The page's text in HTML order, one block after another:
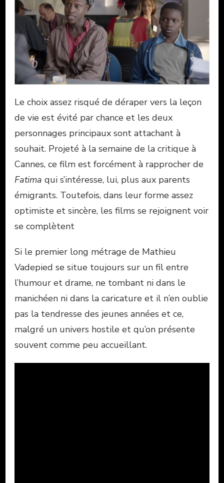
Le choix assez risqué de déraper vers la leçon
de vie est évité par chance et les deux
personnages principaux sont attachant à
souhait. Projeté à la semaine de la critique à
Cannes, ce film est forcément à rapprocher de
Fatima qui s’intéresse, lui, plus aux parents
émigrants. Toutefois, dans leur forme assez
optimiste et sincère, les films se rejoignent voir
se complètent
Si le premier long métrage de Mathieu
Vadepied se situe toujours sur un fil entre
l’humour et drame, ne tombant ni dans le
manichéen ni dans la caricature et il n’en oublie
pas la tendresse des jeunes années et ce,
malgré un univers hostile et qu’on présente
souvent comme peu accueillant.